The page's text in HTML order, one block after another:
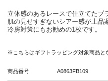
立体感のあるレースで仕立てたブ
肌の見せすぎないシアー感が上品
冷房対策にもお勧めの1枚です。
※こちらはギフトラッピング対象商品と
商品番号 A0863FB109